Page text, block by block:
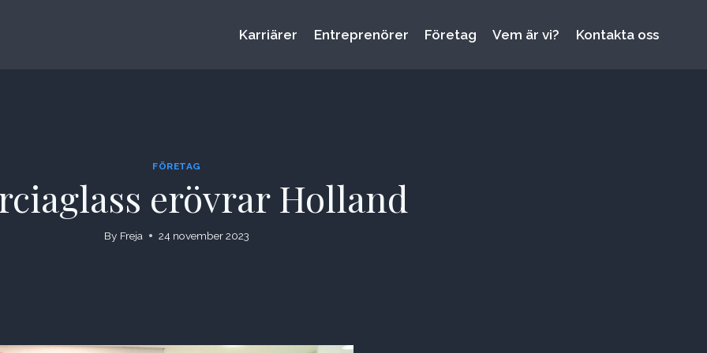
Karriärer Entreprenörer Företag Vem är vi? Kontakta oss
FÖRETAG
erövrar Holland
By Freja 24 november 2023